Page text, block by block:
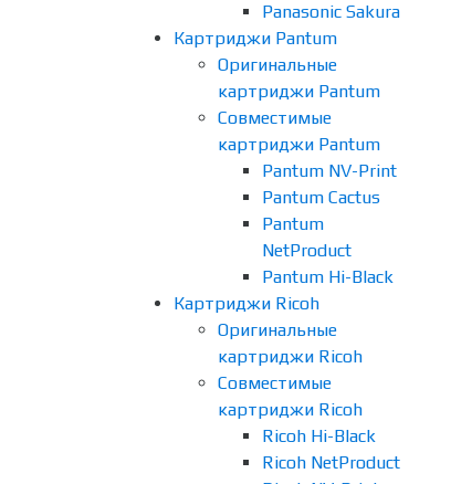
Panasonic Sakura
Картриджи Pantum
Оригинальные
картриджи Pantum
Совместимые
картриджи Pantum
Pantum NV-Print
Pantum Cactus
Pantum
NetProduct
Pantum Hi-Black
Картриджи Ricoh
Оригинальные
картриджи Ricoh
Совместимые
картриджи Ricoh
Ricoh Hi-Black
Ricoh NetProduct